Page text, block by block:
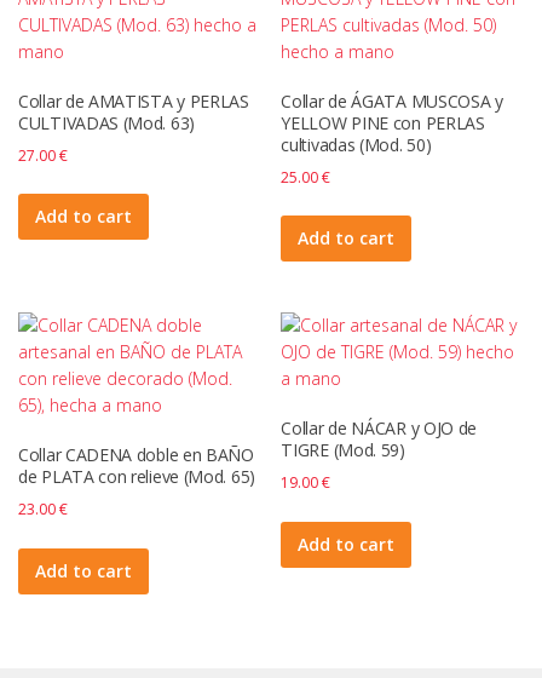
Collar de AMATISTA y PERLAS
CULTIVADAS (Mod. 63)
27.00€
Add to cart
Collar de ÁGATA MUSCOSA y
YELLOW PINE con PERLAS
cultivadas (Mod. 50)
25.00€
Add to cart
Collar CADENA doble en BAÑO
de PLATA con relieve (Mod. 65)
23.00€
Add to cart
Collar de NÁCAR y OJO de
TIGRE (Mod. 59)
19.00€
Add to cart